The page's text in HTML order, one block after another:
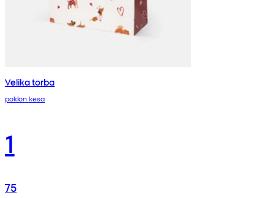
Velika torba
poklon kesa
1
75